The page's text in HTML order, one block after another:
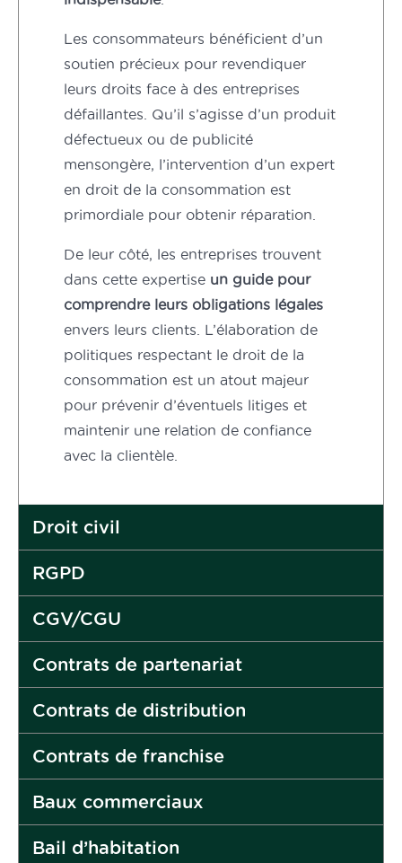
Les consommateurs bénéficient d’un
soutien précieux pour revendiquer
leurs droits face à des entreprises
défaillantes. Qu’il s’agisse d’un produit
défectueux ou de publicité
mensongère, l’intervention d’un expert
en droit de la consommation est
primordiale pour obtenir réparation.
De leur côté, les entreprises trouvent
dans cette expertise un guide pour
comprendre leurs obligations légales
envers leurs clients. L’élaboration de
politiques respectant le droit de la
consommation est un atout majeur
pour prévenir d’éventuels litiges et
maintenir une relation de confiance
avec la clientèle.
Droit civil
RGPD
CGV/CGU
Contrats de partenariat
Contrats de distribution
Contrats de franchise
Baux commerciaux
Bail d’habitation